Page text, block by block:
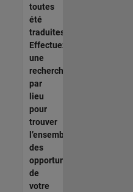
toutes
été
traduites.
Effectuez
une
recherche
par
lieu
pour
trouver
l’ensemble
des
opportunités
de
votre